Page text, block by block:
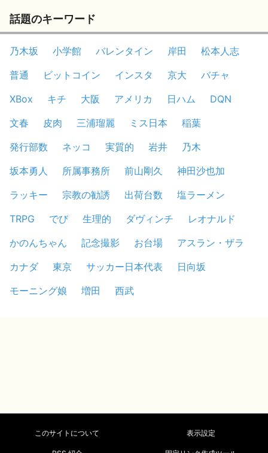
話題のキーワード
乃木坂 小学館 バレンタイン 岸田
松本人志
普通
ビットコイン インスタ 京大
バチャ
XBox
キチ 大阪 アメリカ 日ハム
DQN
文春
皮肉 三浦瑠麗 ミス日本
稲葉
発行部数
ネッコ 実質的 岩井
乃木
坂本勇人
所属事務所 前山剛久
神田沙也加
ラッキー
宗教の勧誘 出荷台数
塩ラーメン
TRPG
でび 生理的 ダヴィンチ
レオナルド
かのんちゃん
記念撮影 お台場
アスラン・ザラ
カナダ
東京 サッカー日本代表
日向坂
モーニング娘
増田 西武
このサイトについて 表示設定